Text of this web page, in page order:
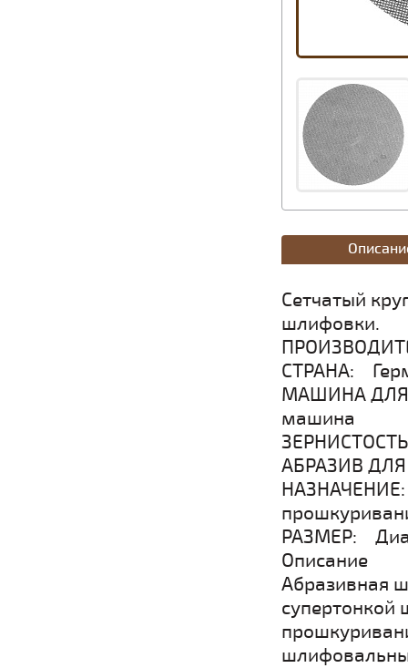
Сетчатый
шлифовки.
СТРАНА:
МАШИНА ДЛЯ
машина
АБРАЗИВ
НАЗНАЧЕНИЕ:
РАЗМЕР:
Описание
Абразивная